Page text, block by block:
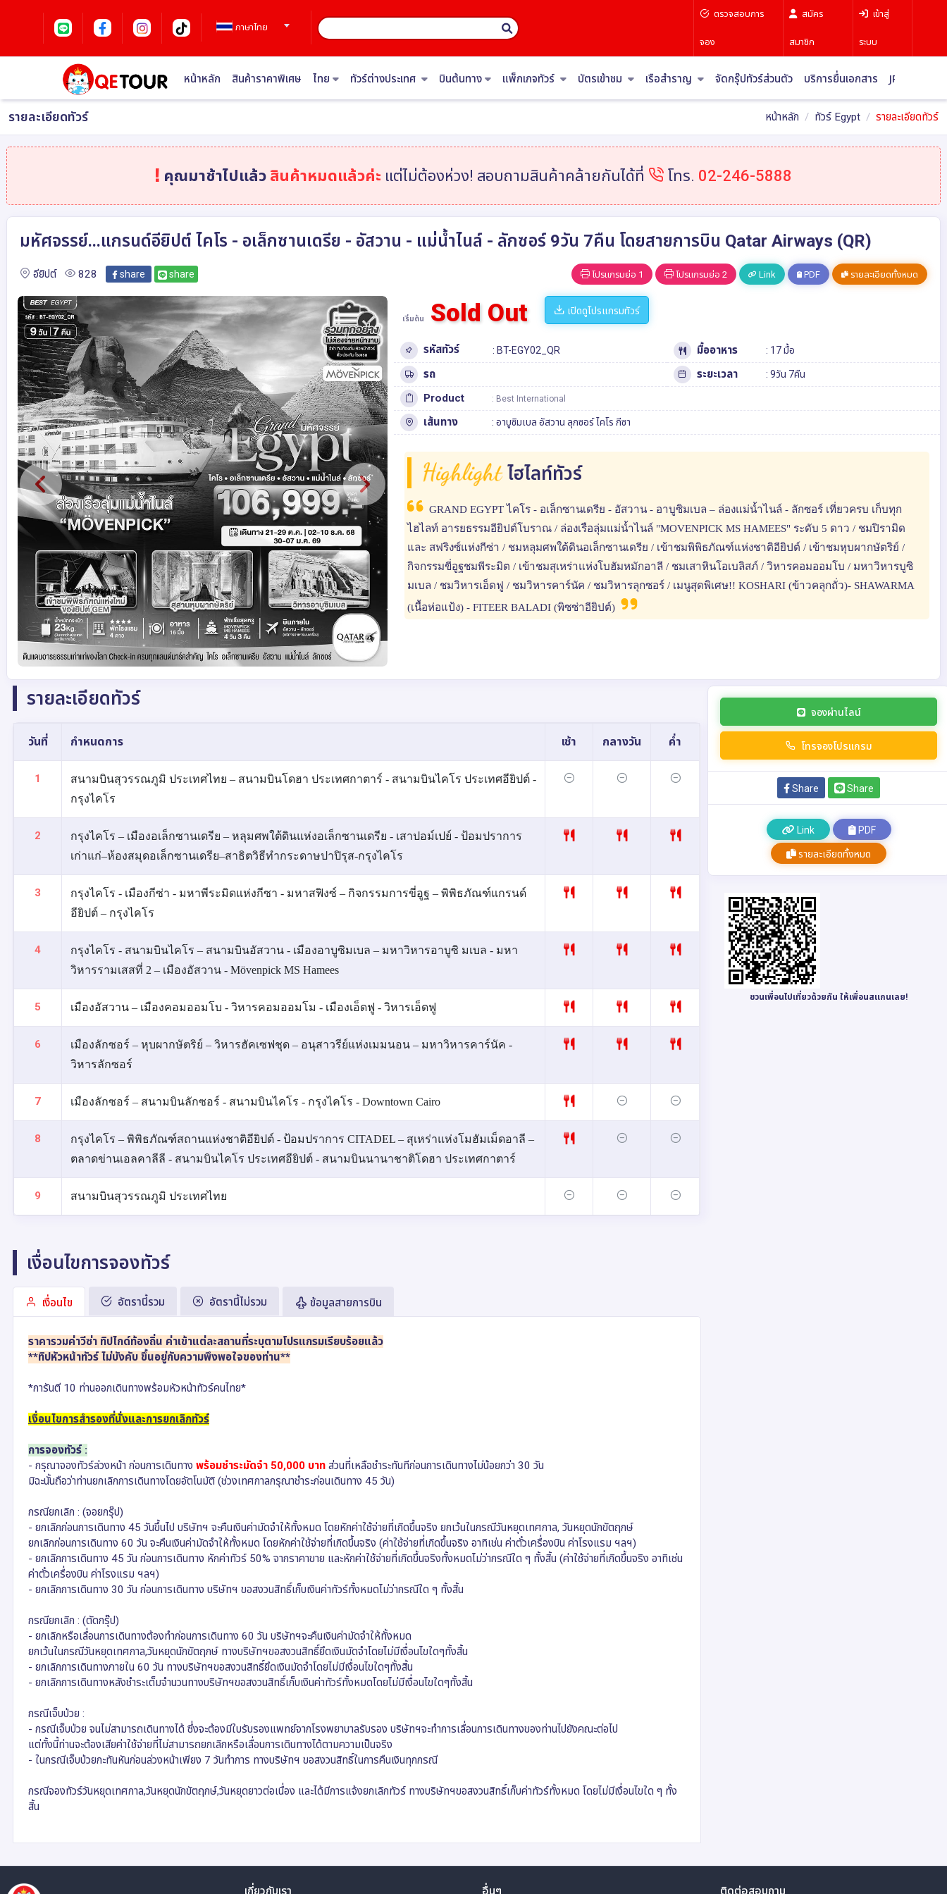
ภาษาไทย
ตรวจสอบการ
จอง
สมัคร
สมาชิก
เข้าสู่
ระบบ
หน้าหลัก สินค้าราคาพิเศษ ไทย ทัวร์ต่างประเทศ บินต้นทาง แพ็กเกจทัวร์ บัตรเข้าชม เรือสำราญ จัดกรุ๊ปทัวร์ส่วนตัว บริการยื่นเอกสาร JR Pass
รายละเอียดทัวร์ หน้าหลัก ทัวร์ Egypt รายละเอียดทัวร์
คุณมาช้าไปแล้ว สินค้าหมดแล้วค่ะ แต่ไม่ต้องห่วง! สอบถามสินค้าคล้ายกันได้ที่ โทร. 02-246-5888
มหัศจรรย์...แกรนด์อียิปต์ ไคโร - อเล็กซานเดรีย - อัสวาน - แม่น้ำไนล์ - ลักซอร์ 9วัน 7คืน โดยสายการบิน Qatar Airways (QR)
อียิปต์ 828 share share โปรแกรมย่อ 1 โปรแกรมย่อ 2 Link PDF รายละเอียดทั้งหมด
เริ่มต้น Sold Out เปิดดูโปรแกรมทัวร์
รหัสทัวร์ : BT-EGY02_QR มื้ออาหาร : 17 มื้อ
รถ ระยะเวลา : 9วัน 7คืน
Product : Best International
เส้นทาง :อาบูซิมเบล อัสวาน ลุกซอร์ ไคโร กีซา
Highlight ไฮไลท์ทัวร์
GRAND EGYPT ไคโร - อเล็กซานเดรีย - อัสวาน - อาบูซิมเบล – ล่องแม่น้ำไนล์ - ลักซอร์ เที่ยวครบ เก็บทุก
ไฮไลท์ อารยธรรมอียิปต์โบราณ / ล่องเรือลุ่มแม่น้ำไนล์ "MOVENPICK MS HAMEES" ระดับ 5 ดาว / ชมปิรามิด
และ สฟริงซ์แห่งกีซ่า / ชมหลุมศพใต้ดินอเล็กซานเดรีย / เข้าชมพิพิธภัณฑ์แห่งชาติอียิปต์ / เข้าชมหุบผากษัตริย์ /
กิจกรรมขี่อูฐชมพีระมิต / เข้าชมสุเหร่าแห่งโบฮัมหมักอาลี / ชมเสาหินโอเบลิสภ์ / วิหารคอมออมโบ / มหาวิหารบูซิ
มเบล / ชมวิหารเอ็ดฟู / ชมวิหารคาร์นัค / ชมวิหารลุกซอร์ / เมนูสุดพิเศษ!! KOSHARI (ข้าวคลุกถั่ว)- SHAWARMA
(เนื้อห่อแป้ง) - FITEER BALADI (พิซซ่าอียิปต์)
รายละเอียดทัวร์
วันที่ กำหนดการ เช้า กลางวัน ค่ำ
1
สนามบินสุวรรณภูมิ ประเทศไทย – สนามบินโดฮา ประเทศกาตาร์ - สนามบินไคโร ประเทศอียิปต์ -
กรุงไคโร
2
กรุงไคโร – เมืองอเล็กซานเดรีย – หลุมศพใต้ดินแห่งอเล็กซานเดรีย - เสาปอม์เปย์ - ป้อมปราการ
เก่าแก่–ห้องสมุดอเล็กซานเดรีย–สาธิตวิธีทำกระดาษปาปิรุส-กรุงไคโร
3
กรุงไคโร - เมืองกีซ่า - มหาพีระมิดแห่งกีซา - มหาสฟิงซ์ – กิจกรรมการขี่อูฐ – พิพิธภัณฑ์แกรนด์
อียิปต์ – กรุงไคโร
4
กรุงไคโร - สนามบินไคโร – สนามบินอัสวาน - เมืองอาบูซิมเบล – มหาวิหารอาบูซิ มเบล - มหา
วิหารรามเสสที่ 2 – เมืองอัสวาน - Mövenpick MS Hamees
5 เมืองอัสวาน – เมืองคอมออมโบ - วิหารคอมออมโม - เมืองเอ็ดฟู - วิหารเอ็ดฟู
6
เมืองลักซอร์ – หุบผากษัตริย์ – วิหารฮัคเซฟชุด – อนุสาวรีย์แห่งเมมนอน – มหาวิหารคาร์นัค -
วิหารลักซอร์
7 เมืองลักซอร์ – สนามบินลักซอร์ - สนามบินไคโร - กรุงไคโร - Downtown Cairo
8
กรุงไคโร – พิพิธภัณฑ์สถานแห่งชาติอียิปต์ - ป้อมปราการ CITADEL – สุเหร่าแห่งโมฮัมเม็ดอาลี –
ตลาดข่านเอลคาลีลี - สนามบินไคโร ประเทศอียิปต์ - สนามบินนานาชาติโดฮา ประเทศกาตาร์
9 สนามบินสุวรรณภูมิ ประเทศไทย
เงื่อนไขการจองทัวร์
เงื่อนไข อัตรานี้รวม อัตรานี้ไม่รวม ข้อมูลสายการบิน
ราคารวมค่าวีซ่า ทิปไกด์ท้องถิ่น ค่าเข้าแต่ละสถานที่ระบุตามโปรแกรมเรียบร้อยแล้ว
**ทิปหัวหน้าทัวร์ ไม่บังคับ ขึ้นอยู่กับความพึงพอใจของท่าน**
*การันตี 10 ท่านออกเดินทางพร้อมหัวหน้าทัวร์คนไทย*
เงื่อนไขการสำรองที่นั่งและการยกเลิกทัวร์
การจองทัวร์ :
- กรุณาจองทัวร์ล่วงหน้า ก่อนการเดินทาง พร้อมชำระมัดจำ 50,000 บาท ส่วนที่เหลือชำระทันทีก่อนการเดินทางไม่น้อยกว่า 30 วัน
มิฉะนั้นถือว่าท่านยกเลิกการเดินทางโดยอัตโนมัติ (ช่วงเทศกาลกรุณาชำระก่อนเดินทาง 45 วัน)
กรณียกเลิก : (จอยกรุ๊ป)
- ยกเลิกก่อนการเดินทาง 45 วันขึ้นไป บริษัทฯ จะคืนเงินค่ามัดจำให้ทั้งหมด โดยหักค่าใช้จ่ายที่เกิดขึ้นจริง ยกเว้นในกรณีวันหยุดเทศกาล, วันหยุดนักขัตฤกษ์
ยกเลิกก่อนการเดินทาง 60 วัน จะคืนเงินค่ามัดจำให้ทั้งหมด โดยหักค่าใช้จ่ายที่เกิดขึ้นจริง (ค่าใช้จ่ายที่เกิดขึ้นจริง อาทิเช่น ค่าตั๋วเครื่องบิน ค่าโรงแรม ฯลฯ)
- ยกเลิกการเดินทาง 45 วัน ก่อนการเดินทาง หักค่าทัวร์ 50% จากราคาขาย และหักค่าใช้จ่ายที่เกิดขึ้นจริงทั้งหมดไม่ว่ากรณีใด ๆ ทั้งสิ้น (ค่าใช้จ่ายที่เกิดขึ้นจริง อาทิเช่น
ค่าตั๋วเครื่องบิน ค่าโรงแรม ฯลฯ)
- ยกเลิกการเดินทาง 30 วัน ก่อนการเดินทาง บริษัทฯ ขอสงวนสิทธิ์เก็บเงินค่าทัวร์ทั้งหมดไม่ว่ากรณีใด ๆ ทั้งสิ้น
กรณียกเลิก : (ตัดกรุ๊ป)
- ยกเลิกหรือเลื่อนการเดินทางต้องทำก่อนการเดินทาง 60 วัน บริษัทฯจะคืนเงินค่ามัดจำให้ทั้งหมด
ยกเว้นในกรณีวันหยุดเทศกาล,วันหยุดนักขัตฤกษ์ ทางบริษัทฯขอสงวนสิทธิ์ยึดเงินมัดจำโดยไม่มีเงื่อนไขใดๆทั้งสิ้น
- ยกเลิกการเดินทางภายใน 60 วัน ทางบริษัทฯขอสงวนสิทธิ์ยึดเงินมัดจำโดยไม่มีเงื่อนไขใดๆทั้งสิ้น
- ยกเลิกการเดินทางหลังชำระเต็มจำนวนทางบริษัทฯขอสงวนสิทธิ์เก็บเงินค่าทัวร์ทั้งหมดโดยไม่มีเงื่อนไขใดๆทั้งสิ้น
กรณีเจ็บป่วย :
- กรณีเจ็บป่วย จนไม่สามารถเดินทางได้ ซึ่งจะต้องมีใบรับรองแพทย์จากโรงพยาบาลรับรอง บริษัทฯจะทำการเลื่อนการเดินทางของท่านไปยังคณะต่อไป
แต่ทั้งนี้ท่านจะต้องเสียค่าใช้จ่ายที่ไม่สามารถยกเลิกหรือเลื่อนการเดินทางได้ตามความเป็นจริง
- ในกรณีเจ็บป่วยกะทันหันก่อนล่วงหน้าเพียง 7 วันทำการ ทางบริษัทฯ ขอสงวนสิทธิ์ในการคืนเงินทุกกรณี
กรณีจองทัวร์วันหยุดเทศกาล,วันหยุดนักขัตฤกษ์,วันหยุดยาวต่อเนื่อง และได้มีการแจ้งยกเลิกทัวร์ ทางบริษัทฯขอสงวนสิทธิ์เก็บค่าทัวร์ทั้งหมด โดยไม่มีเงื่อนไขใด ๆ ทั้ง
สิ้น
จองผ่านไลน์
โทรจองโปรแกรม
Share Share
Link PDF
รายละเอียดทั้งหมด
ชวนเพื่อนไปเที่ยวด้วยกัน ให้เพื่อนสแกนเลย!
เกี่ยวกับเรา อื่นๆ ติดต่อสอบถาม